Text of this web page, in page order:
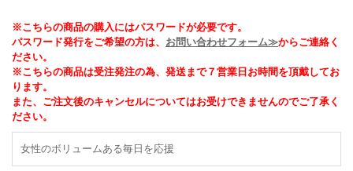
※こちらの商品の購入にはパスワードが必要です。
パスワード発行をご希望の方は、 お問い合わせフォーム≫からご連絡く
ださい。
※こちらの商品は受注発注の為、発送まで７営業日お時間を頂戴してお
ります。
また、ご注文後のキャンセルについてはお受けできませんのでご了承く
ださい。
女性のボリュームある毎日を応援